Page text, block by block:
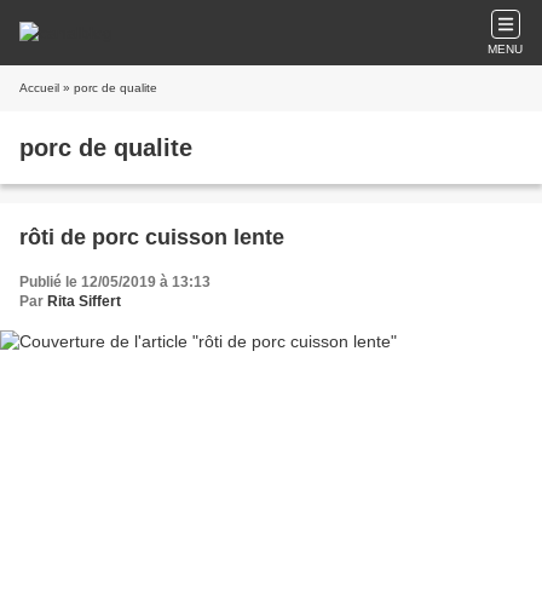
MENU
Accueil » porc de qualite
porc de qualite
rôti de porc cuisson lente
Publié le 12/05/2019 à 13:13
Par Rita Siffert